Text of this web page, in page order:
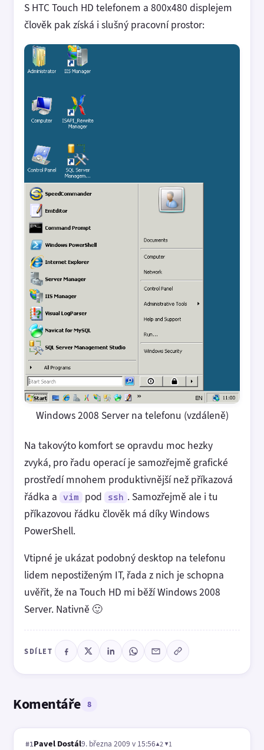
S HTC Touch HD telefonem a 800x480 displejem
člověk pak získá i slušný pracovní prostor:
Windows 2008 Server na telefonu (vzdáleně)
Na takovýto komfort se opravdu moc hezky
zvyká, pro řadu operací je samozřejmě grafické
prostředí mnohem produktivnější než příkazová
řádka a
vim pod ssh . Samozřejmě ale i tu
příkazovou řádku člověk má díky Windows
PowerShell.
Vtipné je ukázat podobný desktop na telefonu
lidem nepostiženým IT, řada z nich je schopna
uvěřit, že na Touch HD mi běží Windows 2008
Server. Nativně 🙂
SDÍLET
Komentáře 8
#1Pavel Dostál9. března 2009 v 15:56▲2 ▼1